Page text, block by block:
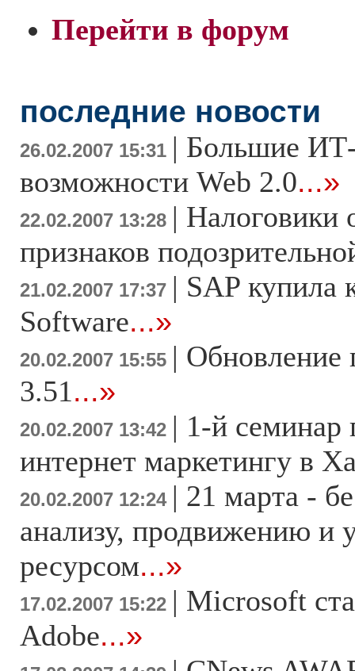
Перейти в форум
последние новости
26.02.2007 15:31 | Большие
возможности Web 2.0...»
22.02.2007 13:28 | Налоговики
признаков
21.02.2007 17:37 | SAP купила
Software...»
20.02.2007 15:55 | Обновление
3.51...»
20.02.2007 13:42 | 1-й семинар
интернет маркетингу в
20.02.2007 12:24 | 21 марта -
анализу, продвижению и
ресурсом...»
17.02.2007 15:22 | Microsoft
Adobe...»